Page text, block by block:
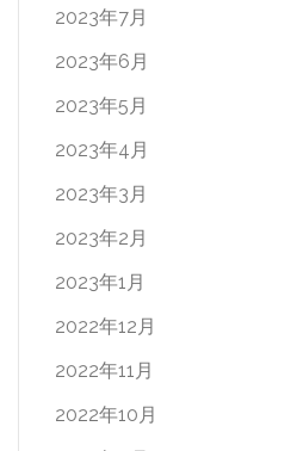
2023年7月
2023年6月
2023年5月
2023年4月
2023年3月
2023年2月
2023年1月
2022年12月
2022年11月
2022年10月